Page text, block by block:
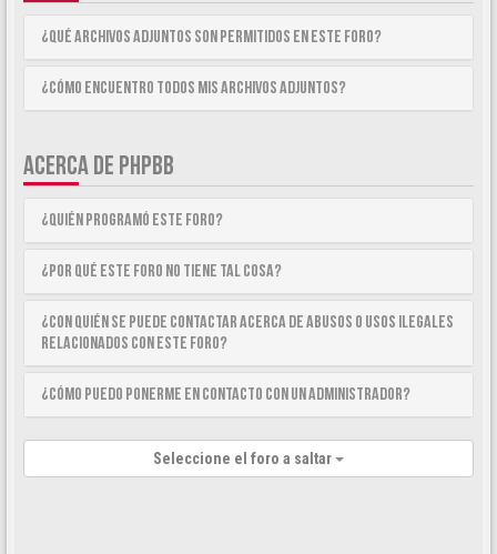
¿Qué archivos adjuntos son permitidos en este foro?
¿Cómo encuentro todos mis archivos adjuntos?
ACERCA DE PHPBB
¿Quién programó este foro?
¿Por qué este foro no tiene tal cosa?
¿Con quién se puede contactar acerca de abusos o usos ilegales
relacionados con este foro?
¿Cómo puedo ponerme en contacto con un Administrador?
Seleccione el foro a saltar